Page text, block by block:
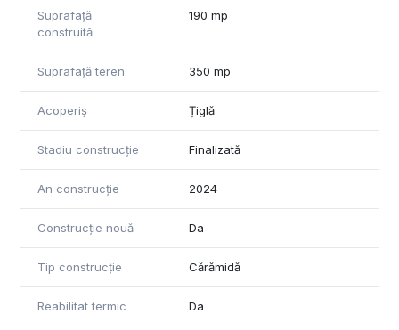
Suprafață
construită
190 mp
Suprafață teren 350 mp
Acoperiș Țiglă
Stadiu construcție Finalizată
An construcție 2024
Construcție nouă Da
Tip construcție Cărămidă
Reabilitat termic Da